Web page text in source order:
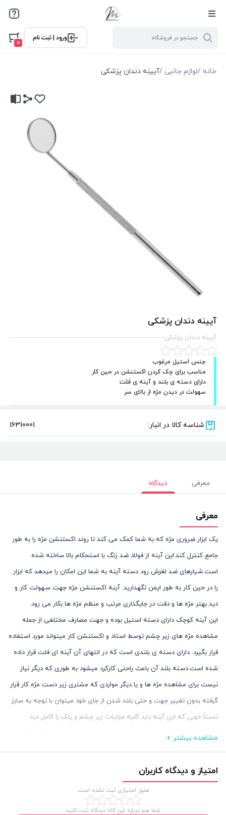
ورود | ثبت نام
0
خانه /لوازم جانبی /آیینه دندان پزشکی
آیینه دندان پزشکی
آیینه دندان پزشکی
جنس استیل مرغوب
مناسب برای چک کردن اکستنشن در حین کار
دارای دسته ی بلند و آینه ی فلت
سهولت در دیدن مژه از بالای سر
شناسه کالا در انبار: 16310001
معرفی دیدگاه
معرفی
یک ابزار ضروری مژه که به شما کمک می کند تا روند اکستنشن مژه را به طور
جامع کنترل کند.این آینه از فولاد ضد زنگ با استحکام بالا ساخته شده
است.شیارهای ضد لغزش رود دسته آینه به شما این امکان را میدهد که ابزار
را در حین کار به طور ایمن نگهدارید. آینه اکستنشن مژه جهت سهولت کار و
دید بهتر مژه ها و دقت در جایگذاری مرتب و منظم مژه ها بکار می رود.
این آینه کوچک دارای دسته استیل بوده و جهت مصارف مختلفی از جمله
مشاهده مژه های زیر چشم توسط استاد و اکستنشن کار میتواند مورد استفاده
قرار بگیرد. دارای دسته ی بلندی است که در انتهای آن آینه ای فلت قرار داده
شده است.دسته بلند آن باعث راحتی کارکرد میشود به طوری که دیگر نیاز
نیست برای مشاهده مژه ها و یا دیگر مواردی که مشتری زیر دست مژه کار قرار
گرفته بدون تغییر جهت و حتی بلند شدن از جای خود میتوان با توجه به سایز
نسبتاً خوبی که این آینه دارد کلیه جزئیات زیر چشم و پلک را کامل دید.
پس از اتمام کار اکستنشن و لیفت مژه،مشتری می تواند بوسیله این آینه ها
بررسی نماید. این آینه های فلزی از کیفیت فوق العاده ای برخوردارند و بسیار
مقاوم و با دوام می باشند. آینه های مخصوص کار در رنگ ها و اشکال متنوعی
قابل تهیه هستند و نیز قابل استفاده جهت عکاسی و چک کردن جزئیات کار.
مشاهده بیشتر
امتیاز و دیدگاه کاربران
هنوز امتیازی ثبت نشده است.
شما هم درباره این کالا دیدگاه ثبت کنید